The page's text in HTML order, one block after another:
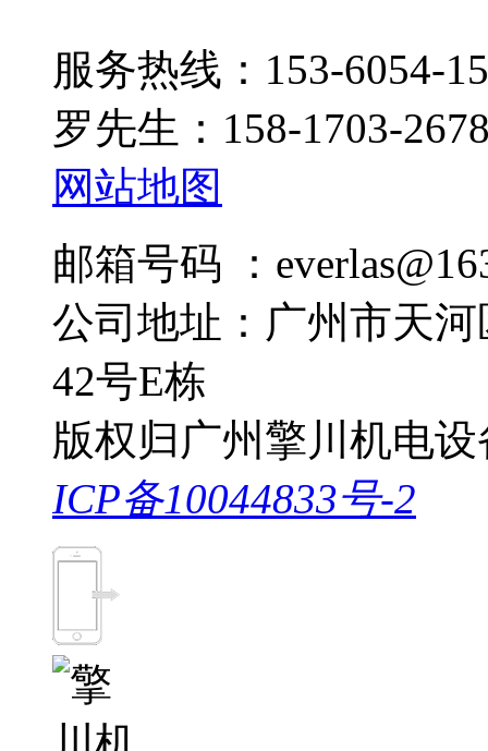
服务热线：153-6054-
罗先生：158-1703-
网站地图
邮箱号码 ：
公司地址：广州市天
42号E栋
版权归广州擎川机电
ICP备10044833号-2